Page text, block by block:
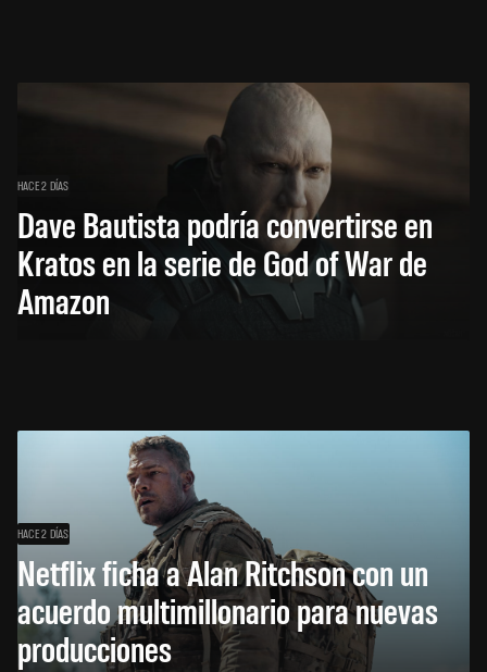
HACE 2 DÍAS
Dave Bautista podría convertirse en
Kratos en la serie de God of War de
Amazon
HACE 2 DÍAS
Netflix ficha a Alan Ritchson con un
acuerdo multimillonario para nuevas
producciones